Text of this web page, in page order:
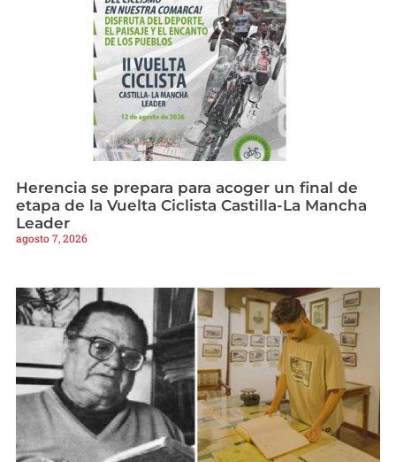
Herencia se prepara para acoger un final de
etapa de la Vuelta Ciclista Castilla-La Mancha
Leader
agosto 7, 2026